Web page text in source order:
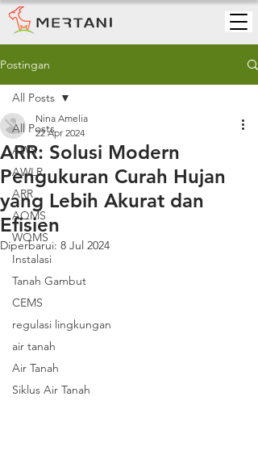
Postingan
All Posts
AWS
AWLR
ARR
AQMS
WQMS
Instalasi
Tanah Gambut
CEMS
regulasi lingkungan
air tanah
Air Tanah
Siklus Air Tanah
All Posts
ARR: Solusi Modern
Pengukuran Curah Hujan
yang Lebih Akurat dan
Efisien
Nina Amelia
22 Apr 2024
Diperbarui: 8 Jul 2024